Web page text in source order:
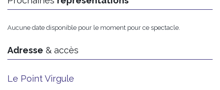
Aucune date disponible pour le moment pour ce spectacle.
Adresse & accès
Le Point Virgule